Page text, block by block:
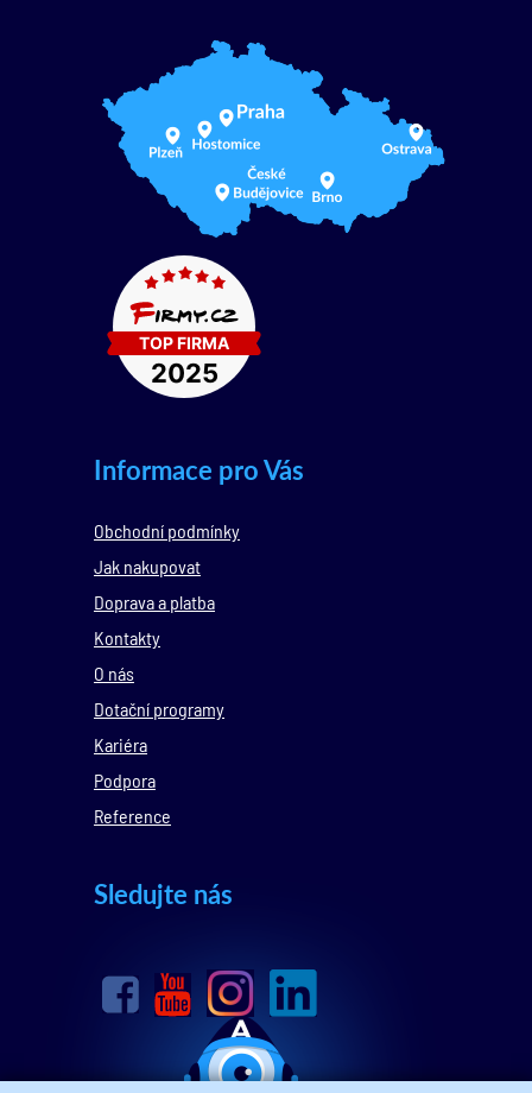
Informace pro Vás
Obchodní podmínky
Jak nakupovat
Doprava a platba
Kontakty
O nás
Dotační programy
Kariéra
Podpora
Reference
Sledujte nás